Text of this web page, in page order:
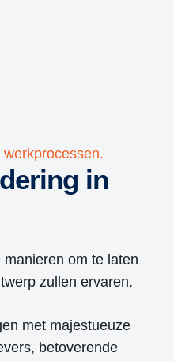
werkprocessen.
in
om te laten
zullen ervaren.
met majestueuze
betoverende